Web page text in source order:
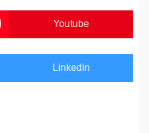
Youtube
Linkedin